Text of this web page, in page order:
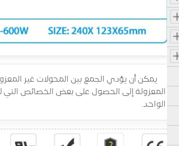
يمكن أن يؤدي الجمع بين المحولات غير
المعزولة إلى الحصول على بعض الخصائص التي لا
الواحد.